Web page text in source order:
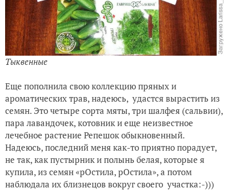
Тыквенные
Еще пополнила свою коллекцию пряных и
ароматических трав, надеюсь, удастся вырастить из
семян. Это четыре сорта мяты, три шалфея (сальвии),
пара лавандочек, котовник и еще неизвестное
лечебное растение Репешок обыкновенный.
Надеюсь, последний меня как-то приятно порадует,
не так, как пустырник и полынь белая, которые я
купила, из семян «рОстила, рОстила», а потом
наблюдала их близнецов вокруг своего участка:-)))